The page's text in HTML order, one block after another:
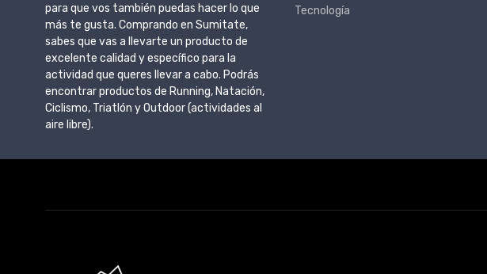
para que vos también puedas hacer lo que
más te gusta. Comprando en Sumitate,
sabes que vas a llevarte un producto de
excelente calidad y específico para la
actividad que queres llevar a cabo. Podrás
encontrar productos de Running, Natación,
Ciclismo, Triatlón y Outdoor (actividades al
aire libre).
Tecnología